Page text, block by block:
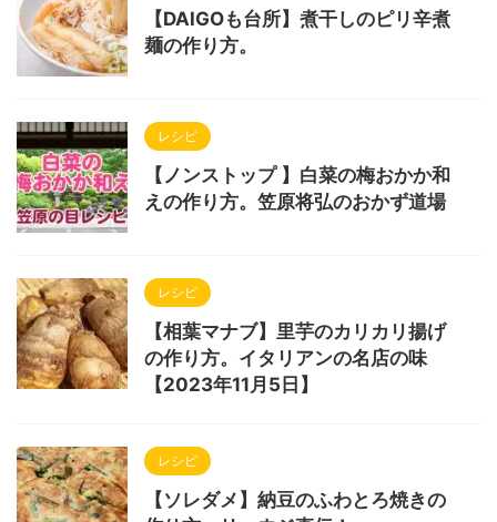
【DAIGOも台所】煮干しのピリ辛煮
麺の作り方。
レシピ
【ノンストップ 】白菜の梅おかか和
えの作り方。笠原将弘のおかず道場
レシピ
【相葉マナブ】里芋のカリカリ揚げ
の作り方。イタリアンの名店の味
【2023年11月5日】
レシピ
【ソレダメ】納豆のふわとろ焼きの